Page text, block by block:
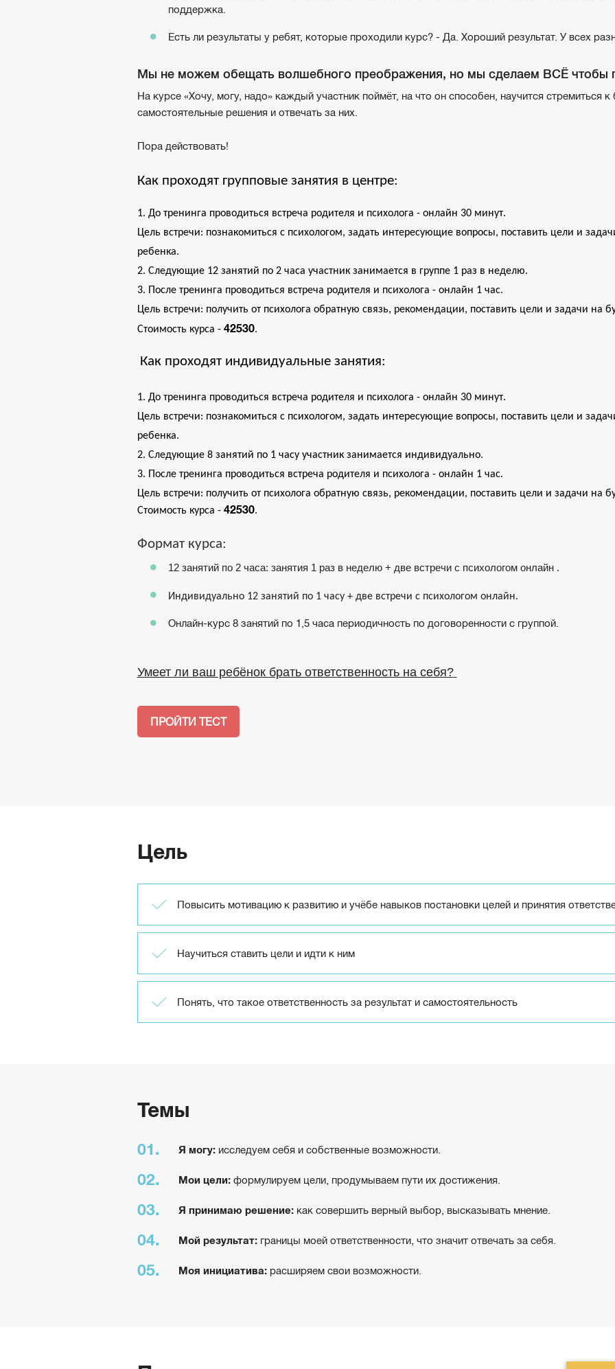
поддержка.
Есть ли результаты у ребят, которые проходили курс? - Да. Хороший результат. У всех
Мы не можем обещать волшебного преображения, но мы сделаем ВСЁ чтобы
На курсе «Хочу, могу, надо» каждый участник поймёт, на что он способен, научится стремиться
самостоятельные решения и отвечать за них.
Пора действовать!
Как проходят групповые занятия в центре:
1. До тренинга проводиться встреча родителя и психолога - онлайн 30 минут.
Цель встречи: познакомиться с психологом, задать интересующие вопросы, поставить цели и
ребенка.
2. Следующие 12 занятий по 2 часа участник занимается в группе 1 раз в неделю.
3. После тренинга проводиться встреча родителя и психолога - онлайн 1 час.
Цель встречи: получить от психолога обратную связь, рекомендации, поставить цели и задачи на
Стоимость курса - 42530.
Как проходят индивидуальные занятия:
1. До тренинга проводиться встреча родителя и психолога - онлайн 30 минут.
Цель встречи: познакомиться с психологом, задать интересующие вопросы, поставить цели и
ребенка.
2. Следующие 8 занятий по 1 часу участник занимается индивидуально.
3. После тренинга проводиться встреча родителя и психолога - онлайн 1 час.
Цель встречи: получить от психолога обратную связь, рекомендации, поставить цели и задачи на
Стоимость курса - 42530.
Формат курса:
12 занятий по 2 часа: занятия 1 раз в неделю + две встречи с психологом онлайн.
Индивидуально 12 занятий по 1 часу + две встречи с психологом онлайн.
Онлайн-курс 8 занятий по 1,5 часа периодичность по договоренности с группой.
Умеет ли ваш ребёнок брать ответственность на себя?
ПРОЙТИ ТЕСТ
Цель
Повысить мотивацию к развитию и учёбе навыков постановки целей и принятия
Научиться ставить цели и идти к ним
Понять, что такое ответственность за результат и самостоятельность
Темы
Я могу:исследуем себя и собственные возможности.
Мои цели:формулируем цели, продумываем пути их достижения.
Я принимаю решение:как совершить верный выбор, высказывать мнение.
Мой результат:границы моей ответственности, что значит отвечать за себя.
Моя инициатива:расширяем свои возможности.